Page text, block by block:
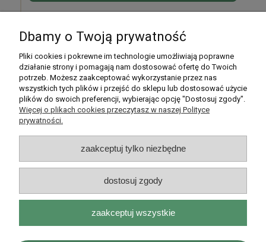
Moje konto
Płatności i dostawa
Informacje
O nas
Rarytasy Dolnośląskie | ul. Olszewskiego 99, 51-638 Wrocław |
kontakt@rarytasydolnoslaskie.pl|537 71 71 71| NIP: 8982036706 |
Dbamy o Twoją prywatność
Pliki cookies i pokrewne im technologie umożliwiają poprawne
działanie strony i pomagają nam dostosować ofertę do Twoich
potrzeb. Możesz zaakceptować wykorzystanie przez nas
wszystkich tych plików i przejść do sklepu lub dostosować użycie
plików do swoich preferencji, wybierając opcję "Dostosuj zgody".
Więcej o plikach cookies przeczytasz w naszej Polityce
prywatności.
zaakceptuj tylko niezbędne
dostosuj zgody
zaakceptuj wszystkie